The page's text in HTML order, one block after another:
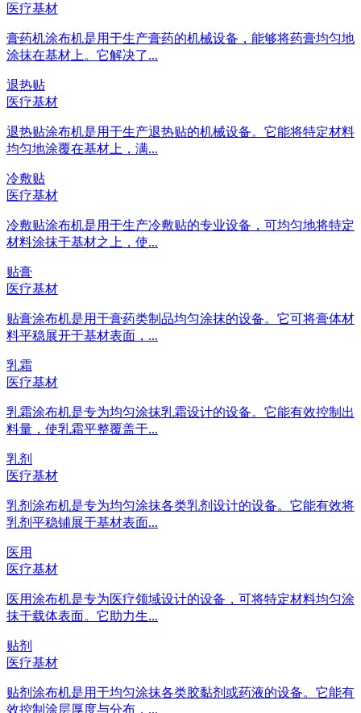
医疗基材
膏药机涂布机是用于生产膏药的机械设备，能够将药膏均匀地
涂抹在基材上。它解决了...
退热贴
医疗基材
退热贴涂布机是用于生产退热贴的机械设备。它能将特定材料
均匀地涂覆在基材上，满...
冷敷贴
医疗基材
冷敷贴涂布机是用于生产冷敷贴的专业设备，可均匀地将特定
材料涂抹于基材之上，使...
贴膏
医疗基材
贴膏涂布机是用于膏药类制品均匀涂抹的设备。它可将膏体材
料平稳展开于基材表面，...
乳霜
医疗基材
乳霜涂布机是专为均匀涂抹乳霜设计的设备。它能有效控制出
料量，使乳霜平整覆盖于...
乳剂
医疗基材
乳剂涂布机是专为均匀涂抹各类乳剂设计的设备。它能有效将
乳剂平稳铺展于基材表面...
医用
医疗基材
医用涂布机是专为医疗领域设计的设备，可将特定材料均匀涂
抹于载体表面。它助力生...
贴剂
医疗基材
贴剂涂布机是用于均匀涂抹各类胶黏剂或药液的设备。它能有
效控制涂层厚度与分布，...